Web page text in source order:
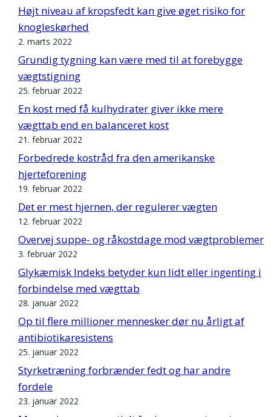
Højt niveau af kropsfedt kan give øget risiko for
knogleskørhed
2. marts 2022
Grundig tygning kan være med til at forebygge
vægtstigning
25. februar 2022
En kost med få kulhydrater giver ikke mere
vægttab end en balanceret kost
21. februar 2022
Forbedrede kostråd fra den amerikanske
hjerteforening
19. februar 2022
Det er mest hjernen, der regulerer vægten
12. februar 2022
Overvej suppe- og råkostdage mod vægtproblemer
3. februar 2022
Glykæmisk Indeks betyder kun lidt eller ingenting i
forbindelse med vægttab
28. januar 2022
Op til flere millioner mennesker dør nu årligt af
antibiotikaresistens
25. januar 2022
Styrketræning forbrænder fedt og har andre
fordele
23. januar 2022